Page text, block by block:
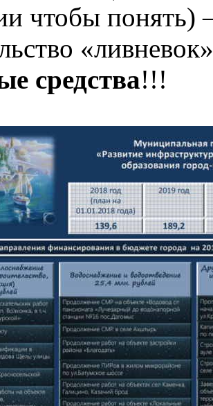
чтобы понять)
средства!!!